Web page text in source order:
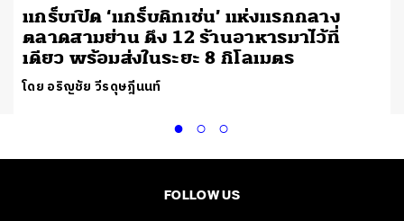
แกร็บเปิด ‘แกร็บคิทเช่น’ แห่งแรกกลาง
ตลาดสามย่าน ดึง 12 ร้านอาหารมาไว้ที่
เดียว พร้อมส่งในระยะ 8 กิโลเมตร
โดย อริญชัย วีรดุษฎีนนท์
FOLLOW US